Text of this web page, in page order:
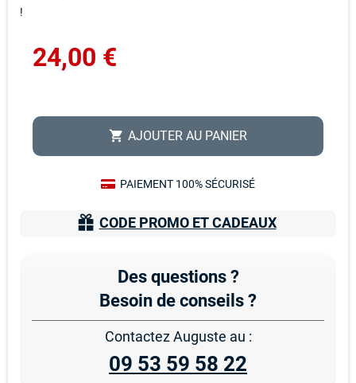
!
24,00 €
shopping_cart AJOUTER AU PANIER
PAIEMENT 100% SÉCURISÉ
CODE PROMO ET CADEAUX
Des questions ?
Besoin de conseils ?
Contactez Auguste au :
09 53 59 58 22